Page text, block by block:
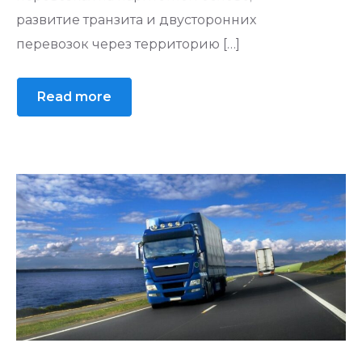
развитие транзита и двусторонних
перевозок через территорию […]
Read more